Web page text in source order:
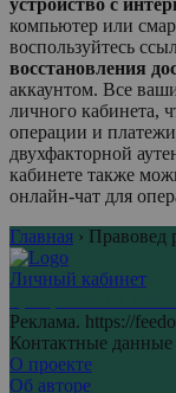
устройство с
компьютер или
воспользуйтесь
восстановления
аккаунтом. Все
личного кабинета,
операции и
двухфакторной
кабинете также
онлайн-чат для
Главная › Правовед
Личный кабинет
Реклама. https://
Контактные данные
О проекте
Об авторе